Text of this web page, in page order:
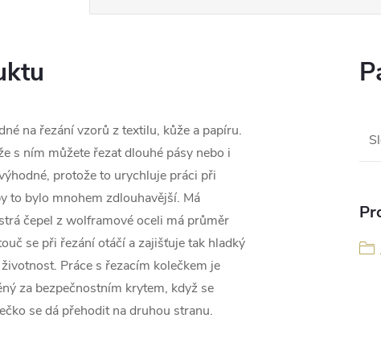
na řezání vzorů z textilu, kůže a papíru.
s ním můžete řezat dlouhé pásy nebo i
protože to urychluje práci při
to bylo mnohem zdlouhavější. Má
čepel z wolframové oceli má průměr
se při řezání otáčí a zajišťuje tak hladký
Práce s řezacím kolečkem je
za bezpečnostním krytem, ​​když se
se dá přehodit na druhou stranu.